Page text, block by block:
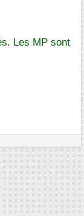
Les MP sont